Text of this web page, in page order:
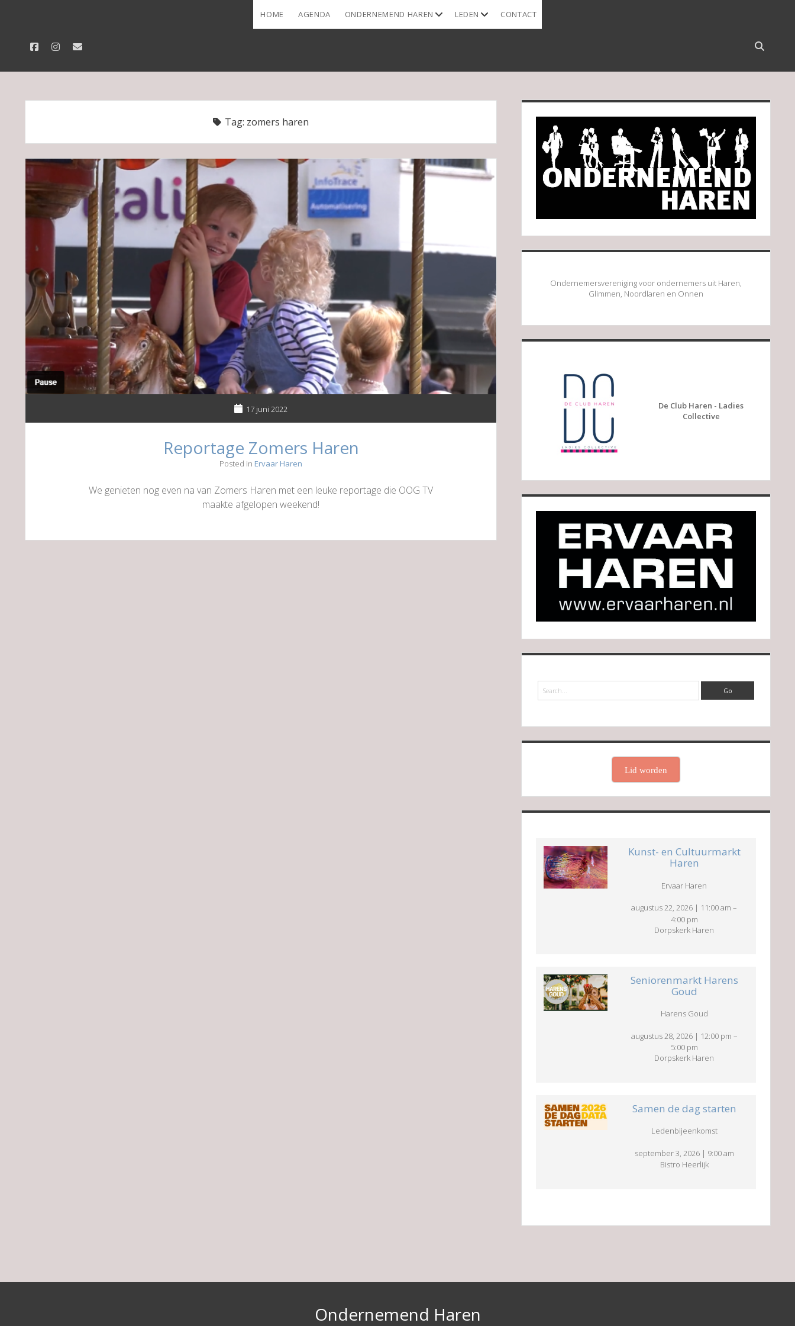
facebookinstagram
email
Open
bar
HOME AGENDA ONDERNEMEND HAREN open
menu
LEDEN open
menu
CONTACT
Tag: zomers haren
17 juni 2022
Reportage Zomers Haren
Posted in Ervaar Haren
We genieten nog even na van Zomers Haren met een leuke reportage die OOG TV
maakte afgelopen weekend!
Sidebar
Ondernemersvereniging voor ondernemers uit Haren,
Glimmen, Noordlaren en Onnen
De Club Haren - Ladies
Collective
Lid worden
Kunst- en Cultuurmarkt
Haren
Ervaar Haren
augustus 22, 2026 | 11:00 am–
4:00 pm
Dorpskerk Haren
Seniorenmarkt Harens
Goud
Harens Goud
augustus 28, 2026 | 12:00 pm –
5:00 pm
Dorpskerk Haren
Samen de dag starten
Ledenbijeenkomst
september 3, 2026 | 9:00 am
Bistro Heerlijk
Ondernemend Haren